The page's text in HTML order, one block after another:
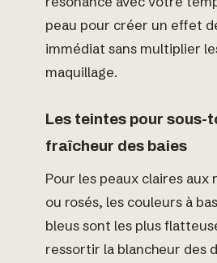
peau pour créer un effet
immédiat sans multiplier
maquillage.
Les teintes pour sous-
fraîcheur des baies
Pour les peaux claires
ou rosés, les couleurs à
bleus sont les plus
ressortir la blancheur des